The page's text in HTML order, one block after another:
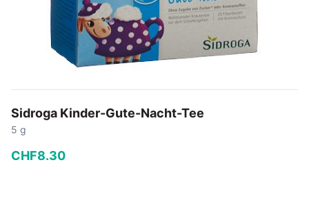
Sidroga Kinder-Gute-Nacht-Tee
5 g
CHF8.30